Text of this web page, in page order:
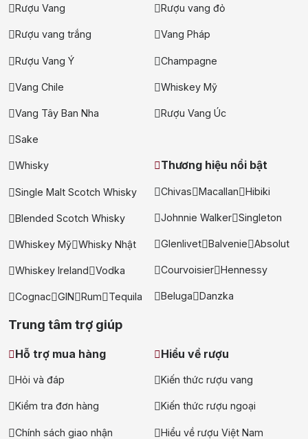
Rượu Vang Rượu vang đỏ
Rượu vang trắng Vang Pháp
Rượu Vang Ý Champagne
Vang Chile Whiskey Mỹ
Vang Tây Ban Nha Rượu Vang Úc
Sake
Whisky
Single Malt Scotch Whisky
Blended Scotch Whisky
Whiskey Mỹ Whisky Nhật
Whiskey Ireland Vodka
Cognac GIN Rum Tequila
Thương hiệu nổi bật
Chivas Macallan Hibiki
Johnnie Walker Singleton
Glenlivet Balvenie Absolut
Courvoisier Hennessy
Beluga Danzka
Trung tâm trợ giúp
Hỗ trợ mua hàng
Hỏi và đáp
Kiểm tra đơn hàng
Chính sách giao nhận
Hiểu về rượu
Kiến thức rượu vang
Kiến thức rượu ngoại
Hiểu về rượu Việt Nam